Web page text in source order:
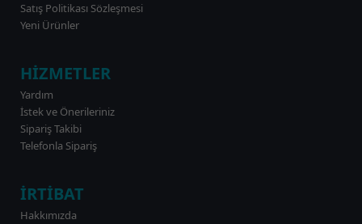
Satış Politikası Sözleşmesi
Yeni Ürünler
HİZMETLER
Yardım
İstek ve Önerileriniz
Sipariş Takibi
Telefonla Sipariş
İRTİBAT
Hakkımızda